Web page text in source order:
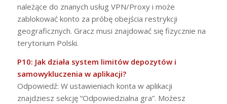
należące do znanych usług VPN/Proxy i może
zablokować konto za próbę obejścia restrykcji
geograficznych. Gracz musi znajdować się fizycznie na
terytorium Polski.
P10: Jak działa system limitów depozytów i
samowykluczenia w aplikacji?
Odpowiedź: W ustawieniach konta w aplikacji
znajdziesz sekcję “Odpowiedzialna gra”. Możesz